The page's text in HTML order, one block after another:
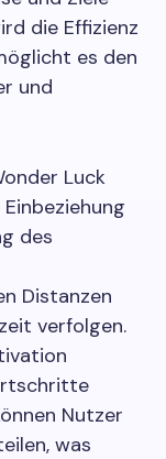
die Effizienz
es den
und
Luck
des
Distanzen
verfolgen.
Nutzer
was